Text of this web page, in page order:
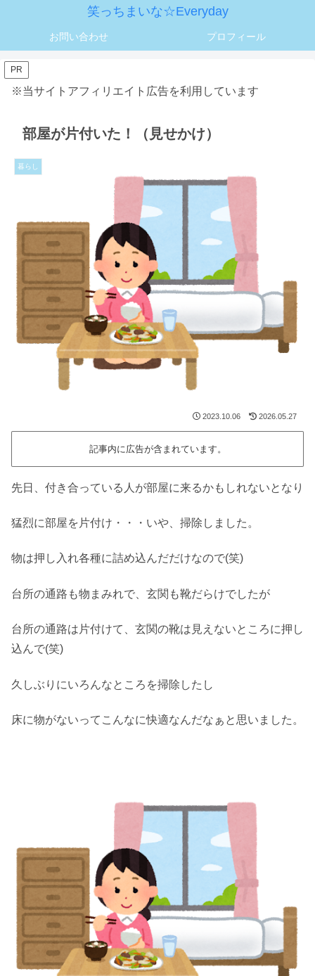
笑っちまいな☆Everyday
お問い合わせ プロフィール
PR
※当サイトアフィリエイト広告を利用しています
部屋が片付いた！（見せかけ）
暮らし
2023.10.06 2026.05.27
記事内に広告が含まれています。
先日、付き合っている人が部屋に来るかもしれないとなり
猛烈に部屋を片付け・・・いや、掃除しました。
物は押し入れ各種に詰め込んだだけなので(笑)
台所の通路も物まみれで、玄関も靴だらけでしたが
台所の通路は片付けて、玄関の靴は見えないところに押し
込んで(笑)
久しぶりにいろんなところを掃除したし
床に物がないってこんなに快適なんだなぁと思いました。